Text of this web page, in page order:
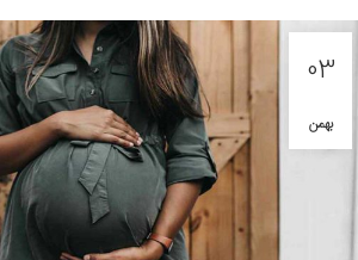
03
بهمن